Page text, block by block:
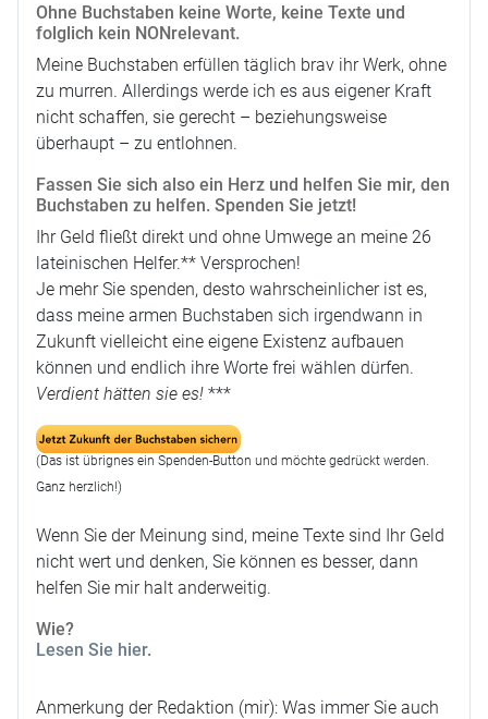
Ohne Buchstaben keine Worte, keine Texte und
folglich kein NONrelevant.
Meine Buchstaben erfüllen täglich brav ihr Werk, ohne
zu murren. Allerdings werde ich es aus eigener Kraft
nicht schaffen, sie gerecht – beziehungsweise
überhaupt – zu entlohnen.
Fassen Sie sich also ein Herz und helfen Sie mir, den
Buchstaben zu helfen. Spenden Sie jetzt!
Ihr Geld fließt direkt und ohne Umwege an meine 26
lateinischen Helfer.** Versprochen!
Je mehr Sie spenden, desto wahrscheinlicher ist es,
dass meine armen Buchstaben sich irgendwann in
Zukunft vielleicht eine eigene Existenz aufbauen
können und endlich ihre Worte frei wählen dürfen.
Verdient hätten sie es! ***
(Das ist übrignes ein Spenden-Button und möchte gedrückt werden.
Ganz herzlich!)
Wenn Sie der Meinung sind, meine Texte sind Ihr Geld
nicht wert und denken, Sie können es besser, dann
helfen Sie mir halt anderweitig.
Wie?
Lesen Sie hier.
Anmerkung der Redaktion (mir): Was immer Sie auch